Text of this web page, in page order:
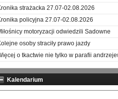
strażacka 27.07-02.08.2026
policyjna 27.07-02.08.2026
motoryzacji odwiedzili Sadowne
osoby straciły prawo jazdy
o tkactwie nie tylko w parafii
Kalendarium